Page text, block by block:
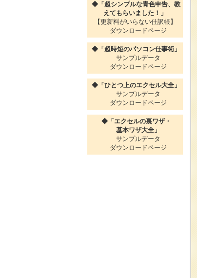
◆「超シンプルな青色申告、教
えてもらいました！」
【更新料がいらない仕訳帳】
ダウンロードページ
◆「超時短のパソコン仕事術」
サンプルデータ
ダウンロードページ
◆「ひとつ上のエクセル大全」
サンプルデータ
ダウンロードページ
◆「エクセルの裏ワザ・
基本ワザ大全」
サンプルデータ
ダウンロードページ